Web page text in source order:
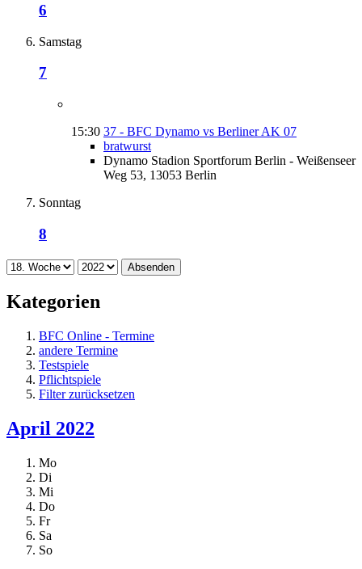
6
Samstag
7
15:30 37 - BFC Dynamo vs Berliner AK 07
bratwurst
Dynamo Stadion Sportforum Berlin - Weißenseer
Weg 53, 13053 Berlin
Sonntag
8
Absenden
Kategorien
BFC Online - Termine
andere Termine
Testspiele
Pflichtspiele
Filter zurücksetzen
April 2022
Mo
Di
Mi
Do
Fr
Sa
So